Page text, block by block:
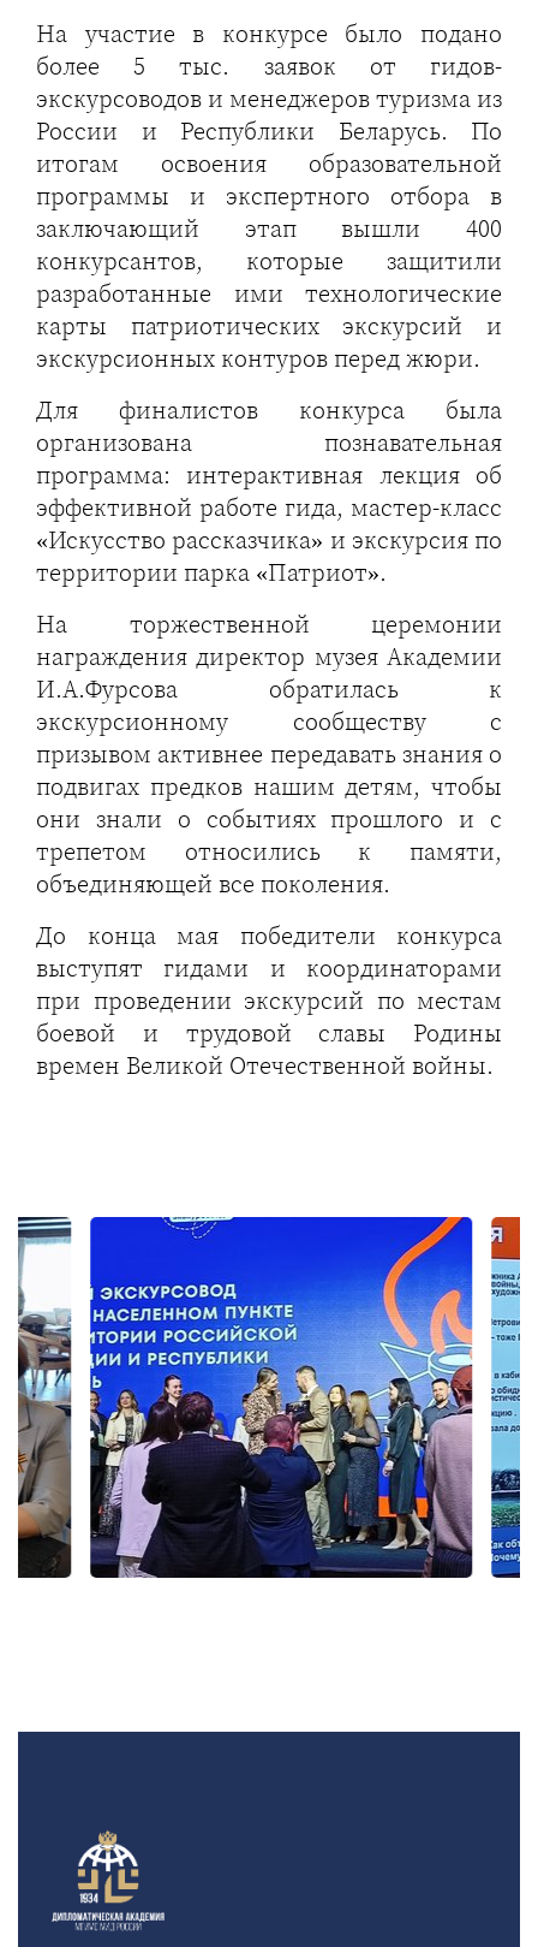
На участие в конкурсе было подано
более 5 тыс. заявок от гидов-
экскурсоводов и менеджеров туризма из
России и Республики Беларусь. По
итогам освоения образовательной
программы и экспертного отбора в
заключающий этап вышли 400
конкурсантов, которые защитили
разработанные ими технологические
карты патриотических экскурсий и
экскурсионных контуров перед жюри.
Для финалистов конкурса была
организована познавательная
программа: интерактивная лекция об
эффективной работе гида, мастер-класс
«Искусство рассказчика» и экскурсия по
территории парка «Патриот».
На торжественной церемонии
награждения директор музея Академии
И.А.Фурсова обратилась к
экскурсионному сообществу с
призывом активнее передавать знания о
подвигах предков нашим детям, чтобы
они знали о событиях прошлого и с
трепетом относились к памяти,
объединяющей все поколения.
До конца мая победители конкурса
выступят гидами и координаторами
при проведении экскурсий по местам
боевой и трудовой славы Родины
времен Великой Отечественной войны.